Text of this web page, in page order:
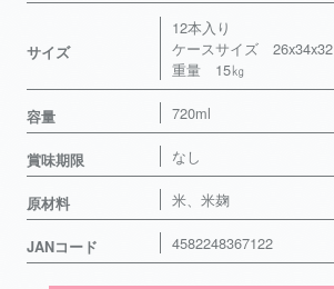
サイズ
12本入り
ケースサイズ 26x34x32
重量 15㎏
容量 720ml
賞味期限 なし
原材料 米、米麹
JANコード 4582248367122